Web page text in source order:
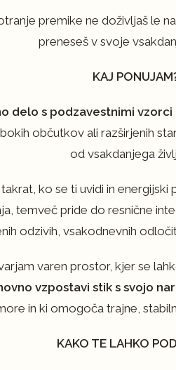
premike ne doživljaš le
preneseš v svoje
KAJ
delo s podzavestnimi
občutkov ali razširjenih
od vsakdanjega
ko se ti uvidi in energijski
temveč pride do resnične
odzivih, vsakodnevnih
varen prostor, kjer se
vzpostavi stik s svojo
in ki omogoča trajne,
KAKO TE LAHKO